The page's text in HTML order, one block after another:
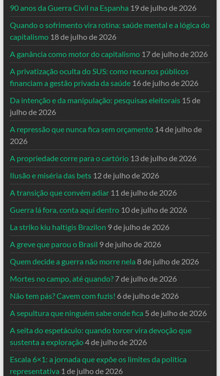
90 anos da Guerra Civil na Espanha 19 de julho de 2026
Quando o sofrimento vira rotina: saúde mental e a lógica do
capitalismo 18 de julho de 2026
A ganância como motor do capitalismo 17 de julho de 2026
A privatização oculta do SUS: como recursos públicos
financiam a gestão privada da saúde 16 de julho de 2026
Da intenção e da manipulação: pesquisas eleitorais 15 de
julho de 2026
A repressão que nunca fica sem orçamento 14 de julho de
2026
A propriedade corre para o cartório 13 de julho de 2026
Ilusão e miséria das bets 12 de julho de 2026
A transição que convém adiar 11 de julho de 2026
Guerra lá fora, conta aqui dentro 10 de julho de 2026
La striko kiu haltigis Brazilon 9 de julho de 2026
A greve que parou o Brasil 9 de julho de 2026
Quem decide a guerra não morre nela 8 de julho de 2026
Mortes no campo, até quando? 7 de julho de 2026
Não tem pás? Cavem com fuzis! 6 de julho de 2026
A sepultura que ninguém sabe onde fica 5 de julho de 2026
A seita do espetáculo: quando torcer vira devoção que
sustenta a exploração4 de julho de 2026
Escala 6×1: a jornada que expõe os limites da política
representativa 1 de julho de 2026